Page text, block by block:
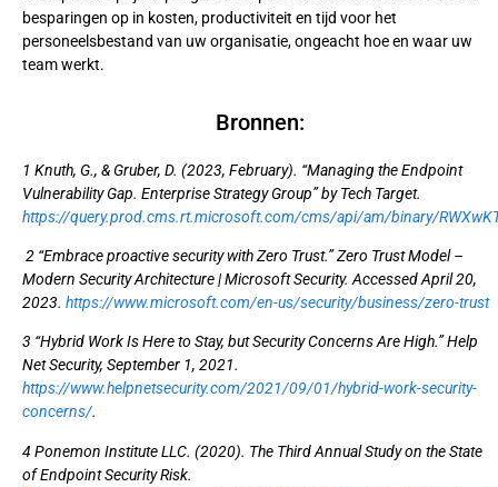
besparingen op in kosten, productiviteit en tijd voor het
personeelsbestand van uw organisatie, ongeacht hoe en waar uw
team werkt.
Bronnen:
1 Knuth, G., & Gruber, D. (2023, February). “Managing the Endpoint
Vulnerability Gap. Enterprise Strategy Group” by Tech Target.
https://query.prod.cms.rt.microsoft.com/cms/api/am/binary/
2 “Embrace proactive security with Zero Trust.” Zero Trust Model –
Modern Security Architecture | Microsoft Security. Accessed April 20,
2023. https://www.microsoft.com/en-us/security/business/zero-trust
3 “Hybrid Work Is Here to Stay, but Security Concerns Are High.” Help
Net Security, September 1, 2021.
https://www.helpnetsecurity.com/2021/09/01/hybrid-work-security-
concerns/.
4 Ponemon Institute LLC. (2020). The Third Annual Study on the State
of Endpoint Security Risk.